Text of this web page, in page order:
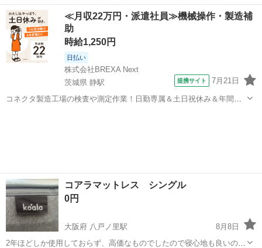
愛知 小牧市 ベビー用品 コアラ
≪月収22万円・派遣社員≫機械操作・製造補
助
時給1,250円
日払い
株式会社BREXA Next
茨城県 静駅
提携サイト 7月21日
コネクタ製造工場の検査や測定作業！日勤専属＆土日祝休み＆年間休
コアラマットレス シングル
0円
大阪府 八戸ノ里駅
8月8日
2年ほどしか使用しておらず、高価なものでしたので寝心地も良いので